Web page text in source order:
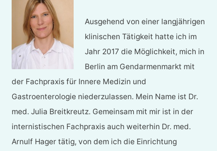
Ausgehend von einer langjährigen
klinischen Tätigkeit hatte ich im
Jahr 2017 die Möglichkeit, mich in
Berlin am Gendarmenmarkt mit
der Fachpraxis für Innere Medizin und
Gastroenterologie niederzulassen. Mein Name ist Dr.
med. Julia Breitkreutz. Gemeinsam mit mir ist in der
internistischen Fachpraxis auch weiterhin Dr. med.
Arnulf Hager tätig, von dem ich die Einrichtung